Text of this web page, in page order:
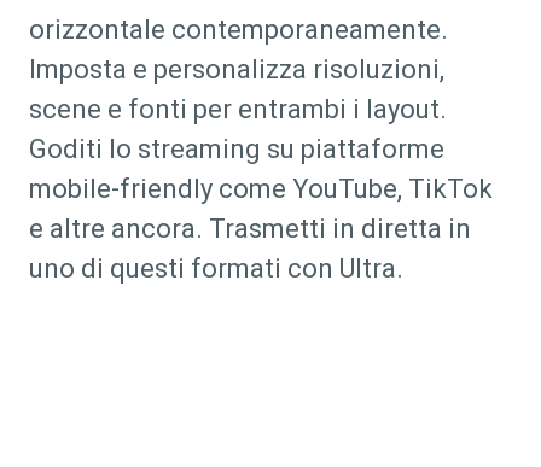
orizzontale contemporaneamente.
Imposta e personalizza risoluzioni,
scene e fonti per entrambi i layout.
Goditi lo streaming su piattaforme
mobile-friendly come YouTube, TikTok
e altre ancora. Trasmetti in diretta in
uno di questi formati con Ultra.